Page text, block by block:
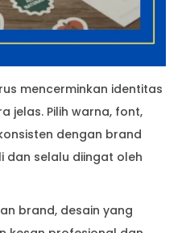
mencerminkan identitas
jelas. Pilih warna, font,
dengan brand
dan selalu diingat oleh
brand, desain yang